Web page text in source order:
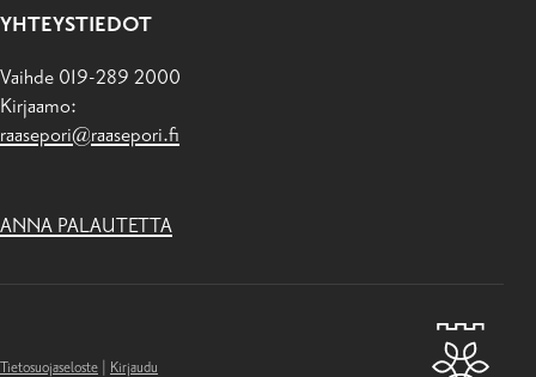
YHTEYSTIEDOT
Vaihde 019-289 2000
Kirjaamo:
raasepori@raasepori.fi
ANNA PALAUTETTA
Tietosuojaseloste Kirjaudu